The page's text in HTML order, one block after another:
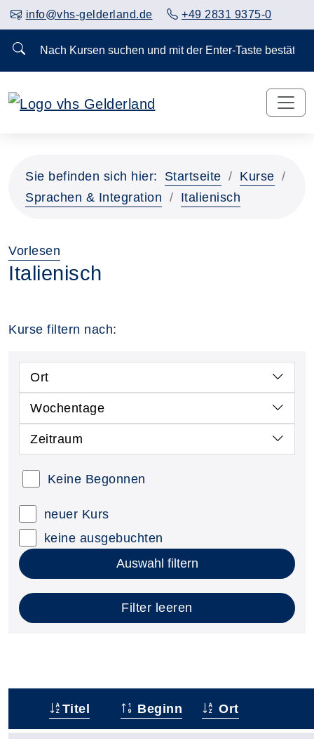
info@vhs-gelderland.de +49 2831 9375-0
Nach Kursen suchen und mit der Enter-Taste
Sie befinden sich hier: Startseite
Kurse
Sprachen & Integration
Italienisch
Vorlesen
Italienisch
Kurse filtern nach:
Ort
Wochentage
Zeitraum
Keine Begonnen
neuer Kurs
keine ausgebuchten
Auswahl filtern
Filter leeren
Titel Beginn Ort